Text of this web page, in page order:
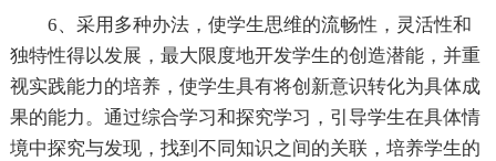
6、采用多种办法，使学生思维的流畅性，灵活性和
独特性得以发展，最大限度地开发学生的创造潜能，并重
视实践能力的培养，使学生具有将创新意识转化为具体成
果的能力。通过综合学习和探究学习，引导学生在具体情
境中探究与发现，找到不同知识之间的关联，培养学生的